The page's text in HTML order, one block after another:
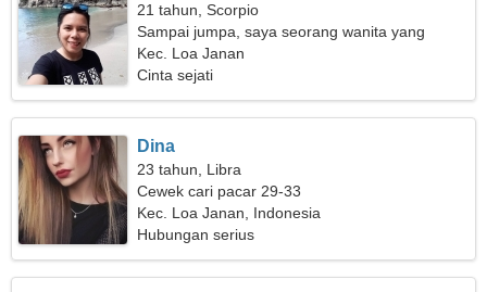
21 tahun, Scorpio
Sampai jumpa, saya seorang wanita yang
tersenyum
Kec. Loa Janan
Cinta sejati
Dina
23 tahun, Libra
Cewek cari pacar 29-33
Kec. Loa Janan, Indonesia
Hubungan serius